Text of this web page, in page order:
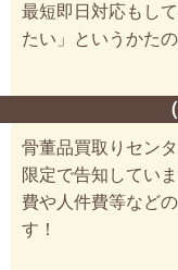
最短即日対応もし
たい」というかた
骨董品買取りセン
限定で告知してい
費や人件費等など
す！